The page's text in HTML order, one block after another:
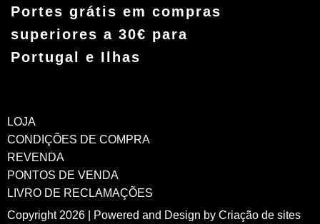
Portes grátis em compras
superiores a 30€ para
Portugal e Ilhas
LOJA
CONDIÇÕES DE COMPRA
REVENDA
PONTOS DE VENDA
LIVRO DE RECLAMAÇÕES
Copyright 2026 | Powered and Design by Criação de sites